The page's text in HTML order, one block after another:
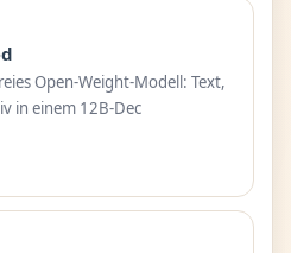
Open-Weight-Modell: Text,
in einem 12B-Dec